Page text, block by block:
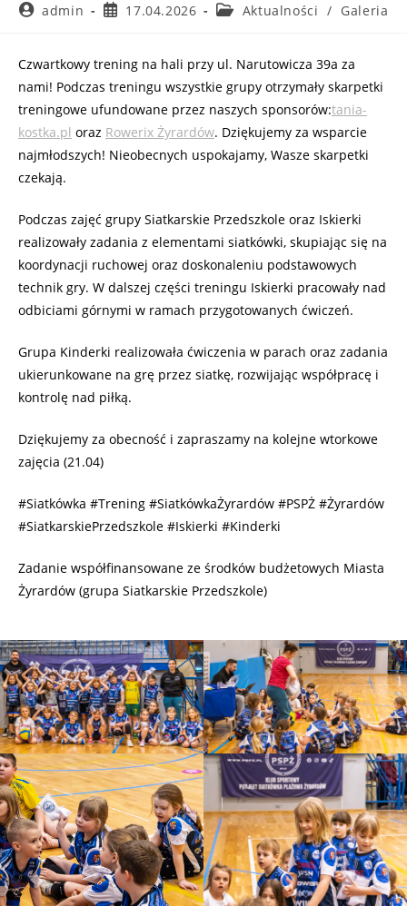
admin 17.04.2026 Aktualności / Galeria
Czwartkowy trening na hali przy ul. Narutowicza 39a za
nami! Podczas treningu wszystkie grupy otrzymały skarpetki
treningowe ufundowane przez naszych sponsorów:tania-
kostka.pl oraz Rowerix Żyrardów. Dziękujemy za wsparcie
najmłodszych! Nieobecnych uspokajamy, Wasze skarpetki
czekają.
Podczas zajęć grupy Siatkarskie Przedszkole oraz Iskierki
realizowały zadania z elementami siatkówki, skupiając się na
koordynacji ruchowej oraz doskonaleniu podstawowych
technik gry. W dalszej części treningu Iskierki pracowały nad
odbiciami górnymi w ramach przygotowanych ćwiczeń.
Grupa Kinderki realizowała ćwiczenia w parach oraz zadania
ukierunkowane na grę przez siatkę, rozwijając współpracę i
kontrolę nad piłką.
Dziękujemy za obecność i zapraszamy na kolejne wtorkowe
zajęcia (21.04)
#Siatkówka #Trening #SiatkówkaŻyrardów #PSPŻ #Żyrardów
#SiatkarskiePrzedszkole #Iskierki #Kinderki
Zadanie współfinansowane ze środków budżetowych Miasta
Żyrardów (grupa Siatkarskie Przedszkole)